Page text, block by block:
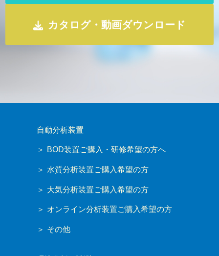
カタログ・動画ダウンロード
自動分析装置
BOD装置ご購入・研修希望の方へ
水質分析装置ご購入希望の方
大気分析装置ご購入希望の方
オンライン分析装置ご購入希望の方
その他